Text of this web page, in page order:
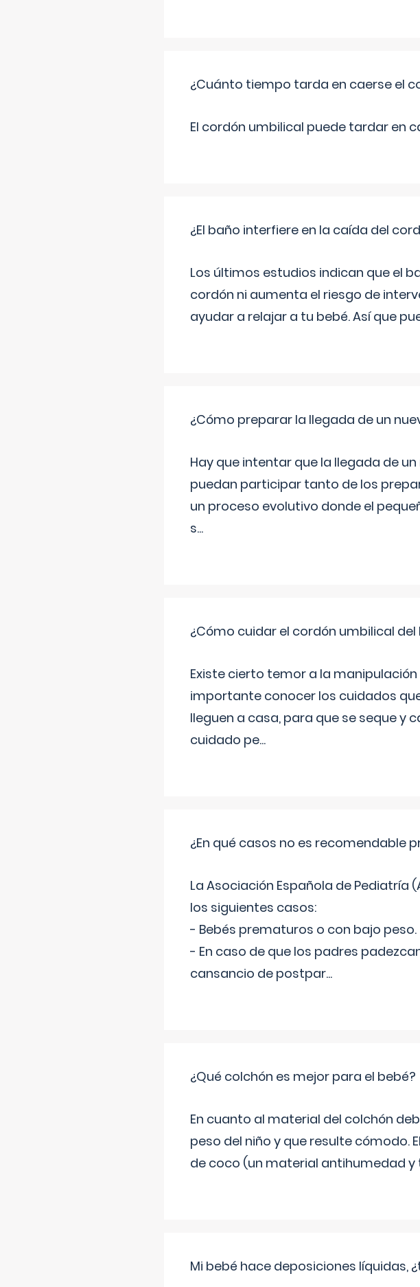
¿Cuánto tiempo tarda en caerse el
El cordón umbilical puede tardar en
¿El baño interfiere en la caída del
Los últimos estudios indican que el
cordón ni aumenta el riesgo de
ayudar a relajar a tu bebé. Así que
¿Cómo preparar la llegada de un
Hay que intentar que la llegada de
puedan participar tanto de los
un proceso evolutivo donde el
s...
¿Cómo cuidar el cordón umbilical del
Existe cierto temor a la
importante conocer los cuidados
lleguen a casa, para que se seque y
cuidado pe...
¿En qué casos no es recomendable
La Asociación Española de Pediatría
los siguientes casos:
- Bebés prematuros o con bajo peso.
- En caso de que los padres
cansancio de postpar...
¿Qué colchón es mejor para el bebé?
En cuanto al material del colchón
peso del niño y que resulte cómodo.
de coco (un material antihumedad y
Mi bebé hace deposiciones líquidas,